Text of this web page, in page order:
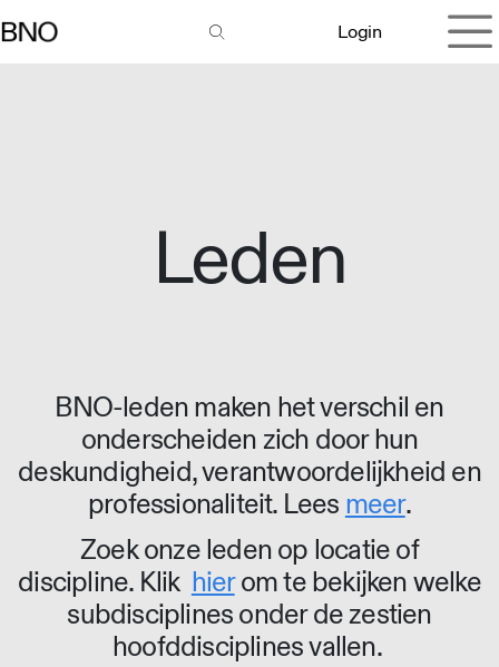
Login
Leden
BNO-leden maken het verschil en
onderscheiden zich door hun
deskundigheid, verantwoordelijkheid en
professionaliteit. Lees meer.
Zoek onze leden op locatie of
discipline. Klik hierom te bekijken welke
subdisciplines onder de zestien
hoofddisciplines vallen.